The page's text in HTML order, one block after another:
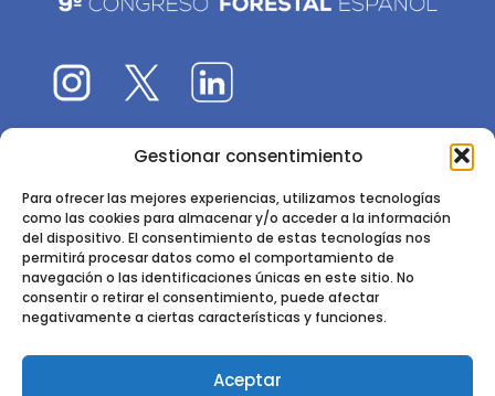
Gestionar consentimiento
Para ofrecer las mejores experiencias, utilizamos tecnologías
como las cookies para almacenar y/o acceder a la información
del dispositivo. El consentimiento de estas tecnologías nos
permitirá procesar datos como el comportamiento de
navegación o las identificaciones únicas en este sitio. No
consentir o retirar el consentimiento, puede afectar
negativamente a ciertas características y funciones.
Aceptar
El 9CFE es una actividad promovida por laSociedad
Instituto de Ciencias Forestales, INIA-CSIC
Ctra. de la Coruña km 7,5 - 28040 Madrid